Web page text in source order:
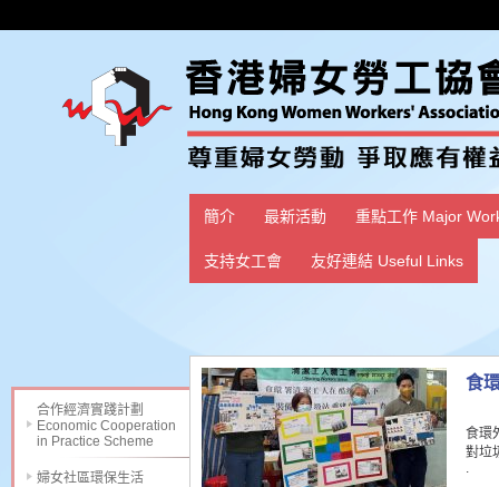
簡介 最新活動 重點工作 Major
支持女工會 友好連結 Useful Links
合作經濟實踐計劃
Economic Cooperation
in Practice Scheme
婦女社區環保生活
食
食環
對垃
.